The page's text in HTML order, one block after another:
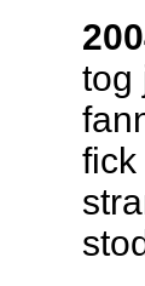
tog
fick